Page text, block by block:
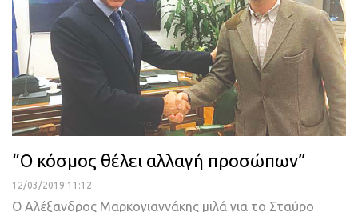
“Ο κόσμος θέλει αλλαγή προσώπων”
12/03/2019 11:12
Ο Αλέξανδρος Μαρκογιαννάκης μιλά για το Σταύρο